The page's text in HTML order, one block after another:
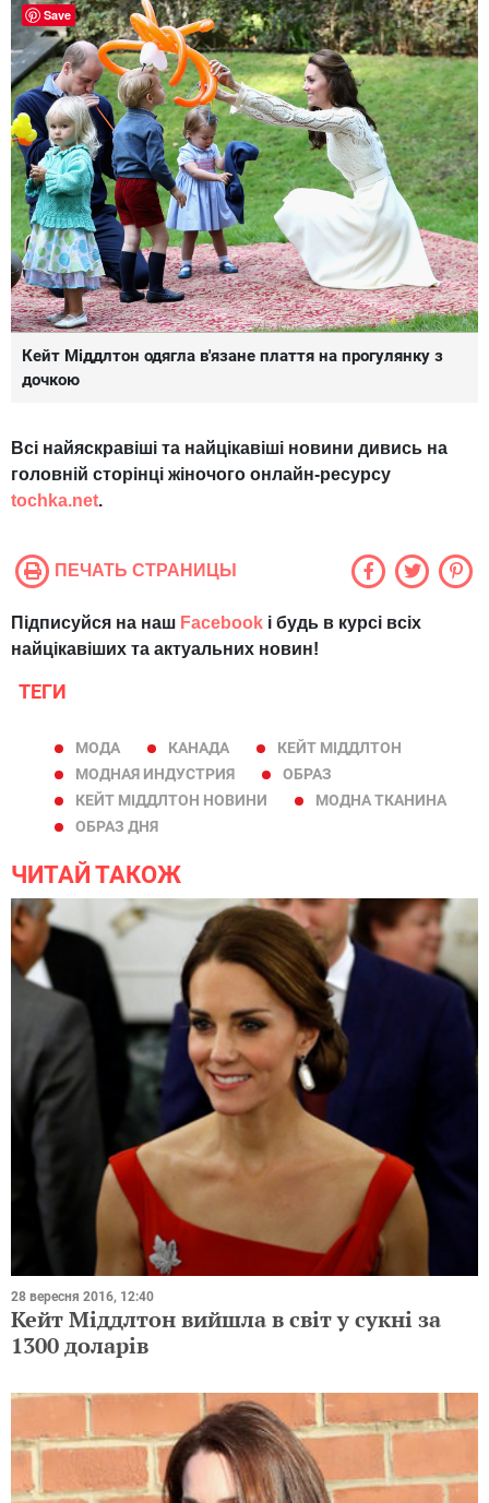
Кейт Міддлтон одягла в'язане плаття на прогулянку з
дочкою
Всі найяскравіші та найцікавіші новини дивись на
головній сторінці жіночого онлайн-ресурсу
tochka.net.
ПЕЧАТЬ СТРАНИЦЫ
Підписуйся на наш Facebook і будь в курсі всіх
найцікавіших та актуальних новин!
ТЕГИ
МОДА КАНАДА
КЕЙТ МІДДЛТОН
МОДНАЯ ИНДУСТРИЯ
ОБРАЗ
КЕЙТ МІДДЛТОН НОВИНИ
МОДНА ТКАНИНА
ОБРАЗ ДНЯ
ЧИТАЙ ТАКОЖ
28 вересня 2016, 12:40
Кейт Міддлтон вийшла в світ у сукні за
1300 доларів
Save